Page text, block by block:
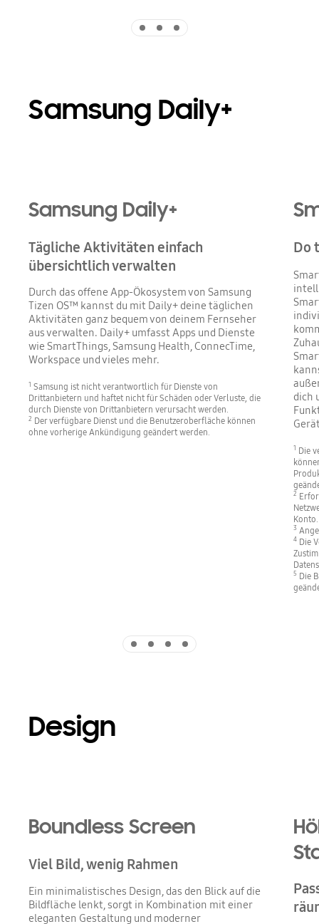
Samsung Daily+
Samsung Daily+
Tägliche Aktivitäten einfach
übersichtlich verwalten
Durch das offene App-Ökosystem von Samsung
Tizen OS™ kannst du mit Daily+ deine täglichen
Aktivitäten ganz bequem von deinem Fernseher
aus verwalten. Daily+ umfasst Apps und Dienste
wie SmartThings, Samsung Health, ConnecTime,
Workspace und vieles mehr.
1 Samsung ist nicht verantwortlich für Dienste von
Drittanbietern und haftet nicht für Schäden oder Verluste, die
durch Dienste von Drittanbietern verursacht werden.
2 Der verfügbare Dienst und die Benutzeroberfläche können
ohne vorherige Ankündigung geändert werden.
Do
dich
1 Die
2
Konto.
3
4Die
5 Die
Design
Boundless Screen
Viel Bild, wenig Rahmen
Ein minimalistisches Design, das den Blick auf die
Bildfläche lenkt, sorgt in Kombination mit einer
eleganten Gestaltung und moderner